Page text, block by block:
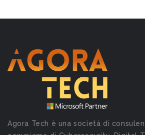
Agora Tech è una società di